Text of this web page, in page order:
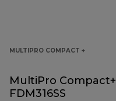
MULTIPRO COMPACT +
MultiPro Compact+
FDM316SS